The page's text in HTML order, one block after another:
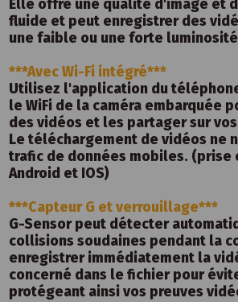
Elle offre une qualité d'image et
fluide et peut enregistrer des
une faible ou une forte
***Avec Wi-Fi intégré***
Utilisez l'application du
le WiFi de la caméra embarquée
des vidéos et les partager sur
Le téléchargement de vidéos ne
trafic de données mobiles. (prise
Android et IOS)
***Capteur G et verrouillage***
G-Sensor peut détecter
collisions soudaines pendant la
enregistrer immédiatement la
concerné dans le fichier pour
protégeant ainsi vos preuves